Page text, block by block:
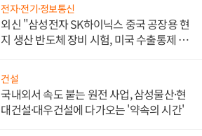
전자·전기·정보통신
외신 "삼성전자 SK하이닉스 중국 공장용 현
지 생산 반도체 장비 시험, 미국 수출통제 대
건설
국내외서 속도 붙는 원전 사업, 삼성물산·현
대건설·대우건설에 다가오는 '약속의 시간'